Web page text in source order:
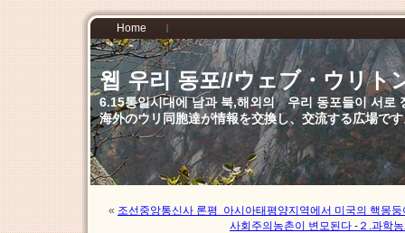
Home
웹 우리 동포//ウェブ・ウリト
6.15통일시대에 남과 북,해외의 우리 동포들이 서로
海外のウリ同胞達が情報を交換し、交流する広場で
« 조선중앙통신사 론평 아시아태평양지역에서 미국의 핵몽
사회주의농촌이 변모된다 -２.과학